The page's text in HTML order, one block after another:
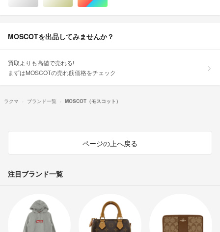
MOSCOTを出品してみませんか？
買取よりも高値で売れる!
まずはMOSCOTの売れ筋価格をチェック
ラクマ ブランド一覧 MOSCOT（モスコット）
ページの上へ戻る
注目ブランド一覧